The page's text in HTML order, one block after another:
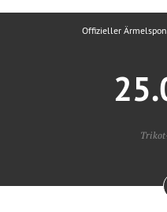
Offizieller